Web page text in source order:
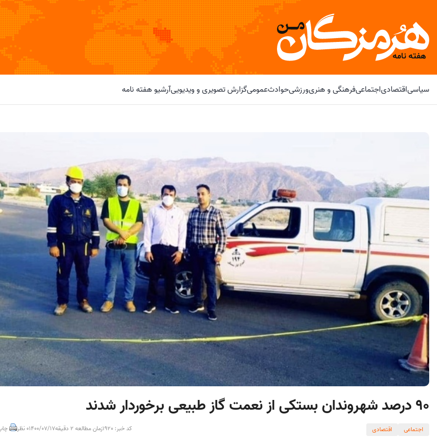
سیاسیاقتصادیاجتماعیفرهنگی و هنریورزشیحوادثعمومیگزارش تصویری و ویدیوییآرشیو هفته نامه
۹۰ درصد شهروندان بستکی از نعمت گاز طبیعی برخوردار شدند
اجتماعی اقتصادی کد خبر: 1920 زمان مطالعه 2 دقیقه 1400/07/170 نظر